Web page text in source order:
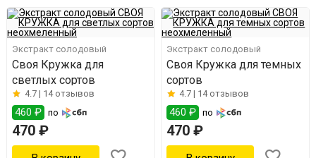
Экстракт солодовый
Своя Кружка для
светлых сортов
4.7 | 14 отзывов
460 ₽ по
470 ₽
Экстракт солодовый
Своя Кружка для темных
сортов
4.7 | 14 отзывов
460 ₽ по
470 ₽